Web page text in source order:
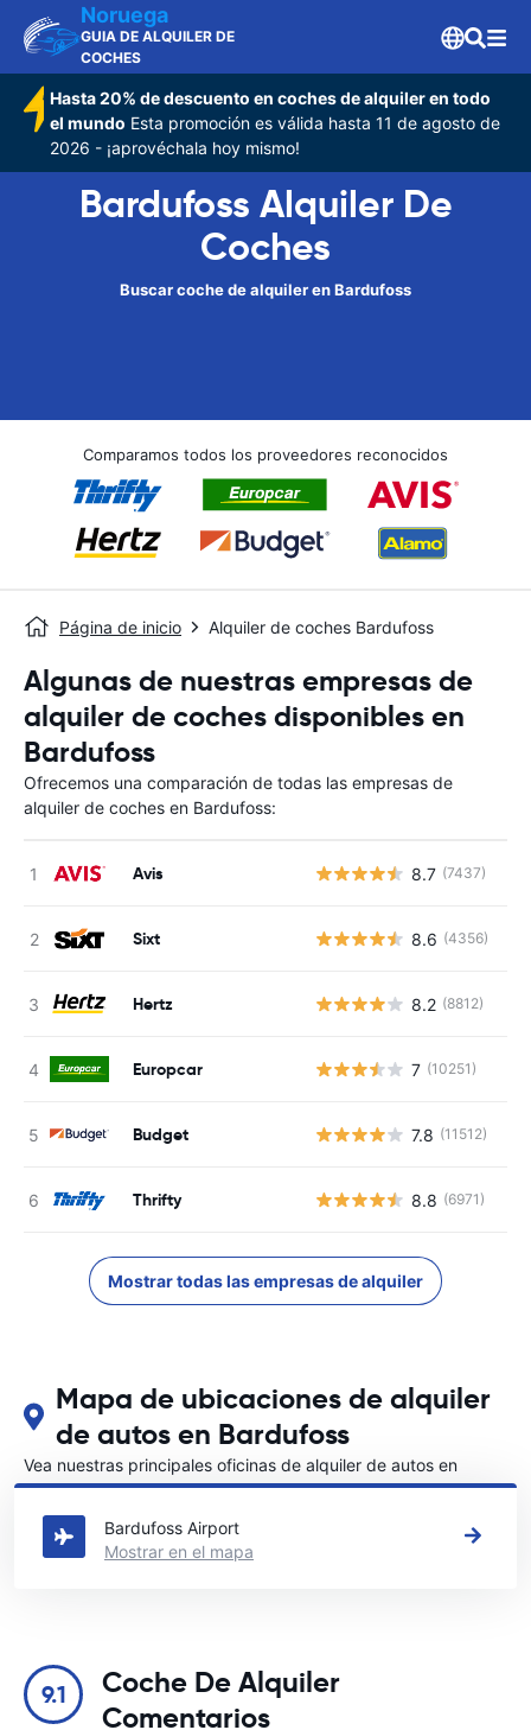
Noruega
GUIA DE ALQUILER DE
COCHES
Hasta 20% de descuento en coches de alquiler en todo
el mundo Esta promoción es válida hasta 11 de agosto de
2026 - ¡aprovéchala hoy mismo!
Bardufoss Alquiler De
Coches
Buscar coche de alquiler en Bardufoss
Comparamos todos los proveedores reconocidos
Página de inicio Alquiler de coches Bardufoss
Algunas de nuestras empresas de
alquiler de coches disponibles en
Bardufoss
Ofrecemos una comparación de todas las empresas de
alquiler de coches en Bardufoss:
Avis 8.7 (7437)
Sixt 8.6 (4356)
Hertz 8.2 (8812)
Europcar 7 (10251)
Budget 7.8 (11512)
Thrifty 8.8 (6971)
Mostrar todas las empresas de alquiler
Mapa de ubicaciones de alquiler
de autos en Bardufoss
Vea nuestras principales oficinas de alquiler de autos en
Bardufoss
Bardufoss Airport
Mostrar en el mapa
9.1
Coche De Alquiler
Comentarios